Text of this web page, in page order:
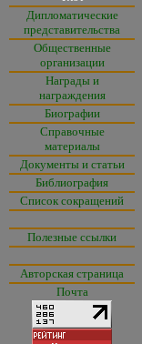
Дипломатические
представительства
Общественные
организации
Награды и
награждения
Биографии
Справочные
материалы
Документы и статьи
Библиография
Список сокращений
Полезные ссылки
Авторская страница
Почта